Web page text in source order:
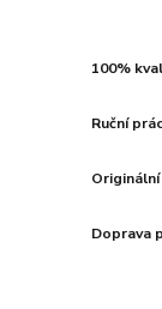
100%
Ruční
Doprava